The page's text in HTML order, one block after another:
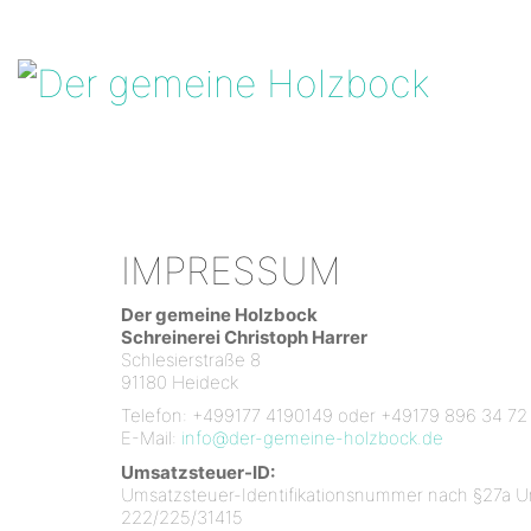
IMPRESSUM
Der gemeine Holzbock
Schreinerei Christoph Harrer
Schlesierstraße 8
91180 Heideck
Telefon: +499177 4190149 oder +49179 896 34 72
E-Mail: info@der-gemeine-holzbock.de
Umsatzsteuer-ID:
Umsatzsteuer-Identifikationsnummer nach §27a
222/225/31415